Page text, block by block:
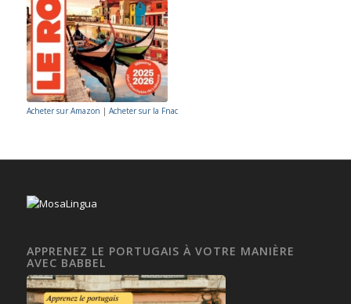
Acheter sur Amazon | Acheter sur la Fnac
APPRENEZ LE PORTUGAIS À VOTRE MANIÈRE
AVEC BABBEL